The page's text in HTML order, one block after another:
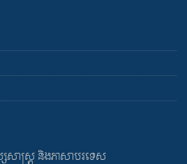
ាស្រ្ត និងភាសាបរទេស